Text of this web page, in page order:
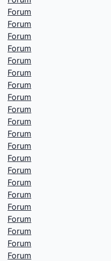
Forum
Forum
Forum
Forum
Forum
Forum
Forum
Forum
Forum
Forum
Forum
Forum
Forum
Forum
Forum
Forum
Forum
Forum
Forum
Forum
Forum